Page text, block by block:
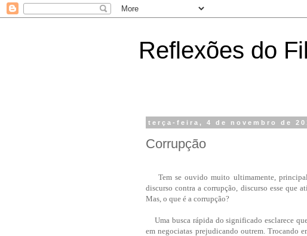
Reflexões do
terça-feira, 4 de novembro de
Corrupção
Tem se ouvido muito ultimamente,
discurso contra a corrupção, discurso esse que
Mas, o que é a corrupção?
Uma busca rápida do significado esclarece
em negociatas prejudicando outrem. Trocando